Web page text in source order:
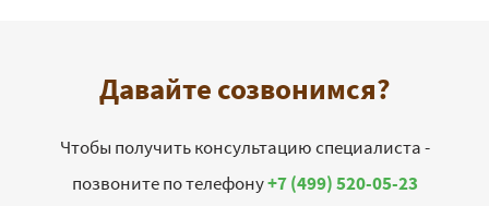
Давайте созвонимся?
Чтобы получить консультацию специалиста -
позвоните по телефону+7 (499) 520-05-23